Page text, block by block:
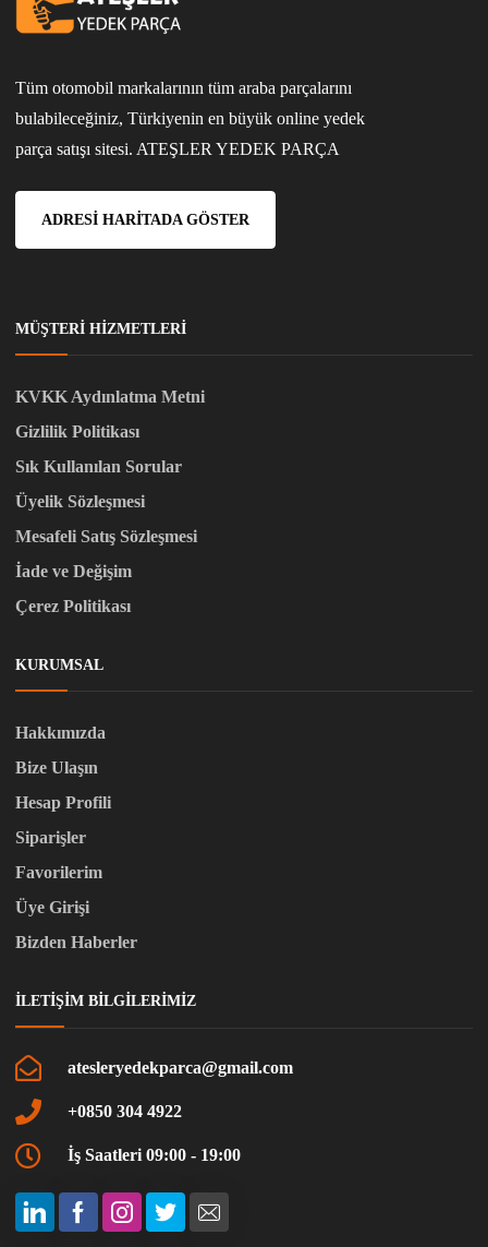
Tüm otomobil markalarının tüm araba parçalarını
bulabileceğiniz, Türkiyenin en büyük online yedek
parça satışı sitesi. ATEŞLER YEDEK PARÇA
ADRESI HARITADA GÖSTER
MÜŞTERI HIZMETLERI
KVKK Aydınlatma Metni
Gizlilik Politikası
Sık Kullanılan Sorular
Üyelik Sözleşmesi
Mesafeli Satış Sözleşmesi
İade ve Değişim
Çerez Politikası
KURUMSAL
Hakkımızda
Bize Ulaşın
Hesap Profili
Siparişler
Favorilerim
Üye Girişi
Bizden Haberler
İLETIŞIM BILGILERIMIZ
atesleryedekparca@gmail.com
+0850 304 4922
İş Saatleri 09:00 - 19:00